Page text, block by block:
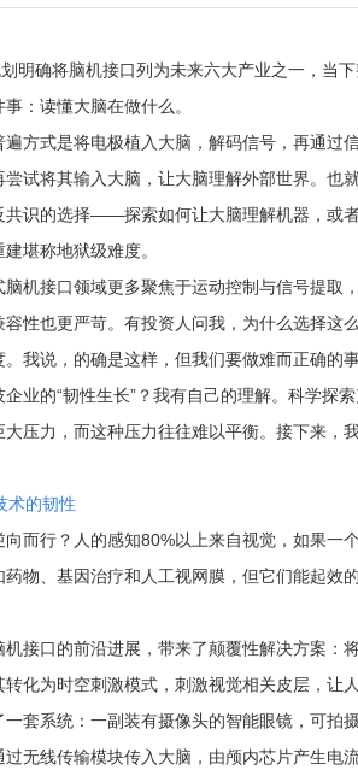
划明确将脑机接口列为未来六大产业之一，当
：读懂大脑在做什么。
遍方式是将电极植入大脑，解码信号，再通过
试将其输入大脑，让大脑理解外部世界。也
共识的选择——探索如何让大脑理解机器，或
堪称地狱级难度。
脑机接口领域更多聚焦于运动控制与信号提取
容性也更严苛。有投资人问我，为什么选择这
我说，的确是这样，但我们要做难而正确的事
企业的“韧性生长”？我有自己的理解。科学探
大压力，而这种压力往往难以平衡。接下来，
术的韧性
向而行？人的感知80%以上来自视觉，如果一
药物、基因治疗和人工视网膜，但它们能起效
机接口的前沿进展，带来了颠覆性解决方案：
化为时空刺激模式，刺激视觉相关皮层，让
一套系统：一副装有摄像头的智能眼镜，可拍
无线传输模块传入大脑，由颅内芯片产生电